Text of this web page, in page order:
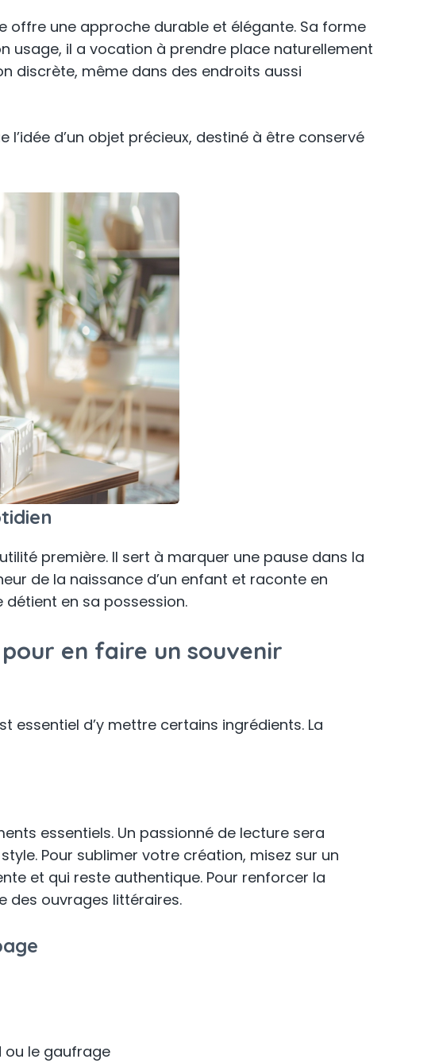
une approche durable et élégante. Sa forme
usage, il a vocation à prendre place naturellement
discrète, même dans des endroits aussi
d’un objet précieux, destiné à être conservé
première. Il sert à marquer une pause dans la
de la naissance d’un enfant et raconte en
en sa possession.
en faire un souvenir
d’y mettre certains ingrédients. La
essentiels. Un passionné de lecture sera
Pour sublimer votre création, misez sur un
et qui reste authentique. Pour renforcer la
des ouvrages littéraires.
ou le gaufrage